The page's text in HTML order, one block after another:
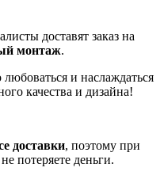
доставят заказ на
монтаж.
любоваться и наслаждаться
качества и дизайна!
доставки, поэтому при
потеряете деньги.